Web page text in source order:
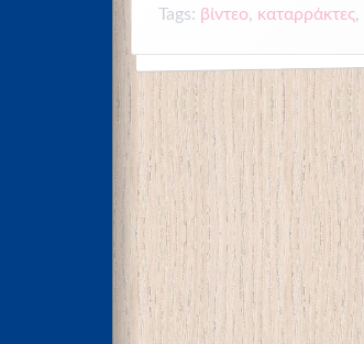
Tags: βίντεο, καταρράκτες,